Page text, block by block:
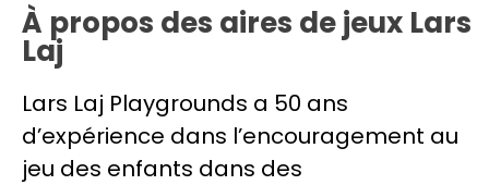
À propos des aires de jeux Lars
Laj
Lars Laj Playgrounds a 50 ans
d’expérience dans l’encouragement au
jeu des enfants dans des